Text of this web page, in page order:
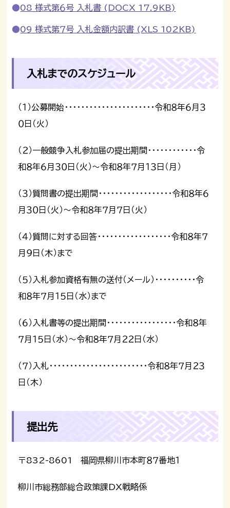
08_様式第６号 入札書 (DOCX 17.9KB)
09_様式第７号 入札金額内訳書 (XLS 102KB)
入札までのスケジュール
（１）公募開始・・・・・・・・・・・・・・・・・・・・・・令和８年６月３
０日（火）
（２）一般競争入札参加届の提出期間・・・・・・・・・・・・令
和８年６月３０日（火）～令和８年７月１３日（月）
（３）質問書の提出期間・・・・・・・・・・・・・・・・・・令和８年６
月３０日（火）～令和８年７月７日（火）
（４）質問に対する回答・・・・・・・・・・・・・・・・・・令和８年７
月９日（木）まで
（５）入札参加資格有無の送付（メール）・・・・・・・・・・令
和８年７月１５日（水）まで
（６）入札書等の提出期間・・・・・・・・・・・・・・・・・令和８年
７月１５日（水）～令和８年７月２２日（水）
（７）入札・・・・・・・・・・・・・・・・・・・・・・・・令和８年７月２３
日（木）
提出先
〒832-8601 福岡県柳川市本町８７番地１
柳川市総務部総合政策課DX戦略係